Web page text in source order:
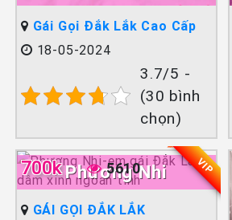
Gái Gọi Đắk Lắk Cao Cấp
18-05-2024
3.7/5 -
(30 bình
chọn)
Phương Nhi
700k 5610 VIP
GÁI GỌI ĐẮK LẮK